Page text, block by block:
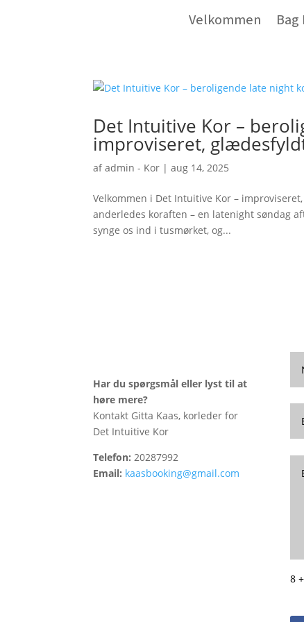
Velkommen
Det Intuitive Kor –
improviseret,
afadmin - Kor |aug 14, 2025
Velkommen i Det Intuitive Kor –
anderledes koraften – en latenight søndag
synge os ind i tusmørket, og...
Har du spørgsmål eller lyst til at
høre mere?
Kontakt Gitta Kaas, korleder for
Det Intuitive Kor
Telefon: 20287992
Email: kaasbooking@gmail.com
8